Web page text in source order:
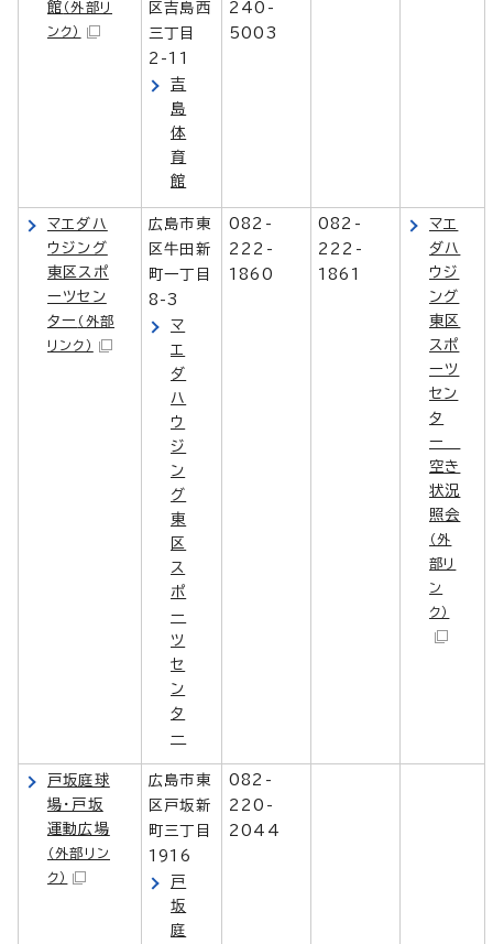
館 （外部リ
ンク）
区吉島西
三丁目
2-11
吉
島
体
育
館
240-
5003
マエダハ
ウジング
東区スポ
ーツセン
ター （外部
リンク）
広島市東
区牛田新
町一丁目
8-3
マ
エ
ダ
ハ
ウ
ジ
ン
グ
東
区
ス
ポ
ー
ツ
セ
ン
タ
ー
082-
222-
1860
082-
222-
1861
マエ
ダハ
ウジ
ング
東区
スポ
ーツ
セン
タ
ー
空き
状況
照会
（外
部リ
ン
ク）
戸坂庭球
場・戸坂
運動広場
（外部リン
ク）
広島市東
区戸坂新
町三丁目
1916
戸
坂
庭
082-
220-
2044